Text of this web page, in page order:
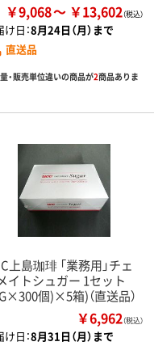
￥9,068 ￥13,602
日：8月24日（月）まで
直送品
・販売単位違いの商品が2商品ありま
上島珈琲 「業務用」チェ
イトシュガー 1セット
個)×5箱)（直送品）
￥6,962（税込）
日：8月31日（月）まで